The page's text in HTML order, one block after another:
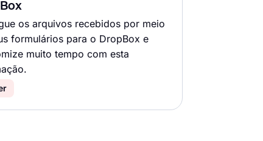
os arquivos recebidos por meio
formulários para o DropBox e
muito tempo com esta